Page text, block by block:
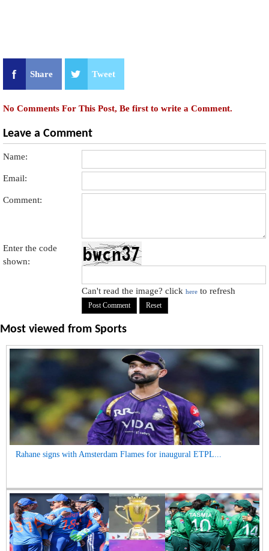
Share Tweet
No Comments For This Post, Be first to write a Comment.
Leave a Comment
Name:
Email:
Comment:
Enter the code
shown:
Can't read the image? clickhere to refresh
Most viewed from Sports
Rahane signs with Amsterdam Flames for inaugural ETPL...